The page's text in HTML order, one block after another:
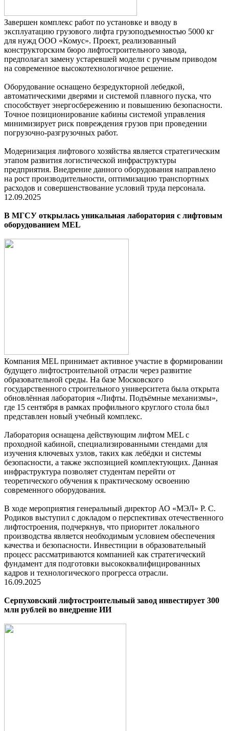
Завершен комплекс работ по установке и вводу в
эксплуатацию грузового лифта грузоподъемностью 5000 кг
для нужд ООО «Комус». Проект, реализованный
конструкторским бюро лифтостроительного завода,
предполагал замену устаревшей модели с ручным приводом
на современное высокотехнологичное решение.
Оборудование оснащено безредукторной лебедкой,
автоматическими дверями и системой плавного пуска, что
способствует энергосбережению и повышению безопасности.
Точное позиционирование кабины системой управления
минимизирует риск повреждения грузов при проведении
погрузочно-разгрузочных работ.
Модернизация лифтового хозяйства является стратегическим
этапом развития логистической инфраструктуры
предприятия. Внедрение данного оборудования направлено
на рост производительности, оптимизацию транспортных
расходов и совершенствование условий труда персонала.
12.09.2025
В МГСУ открылась уникальная лаборатория с лифтовым
оборудованием MEL
Компания MEL принимает активное участие в формировании
будущего лифтостроительной отрасли через развитие
образовательной среды. На базе Московского
государственного строительного университета была открыта
обновлённая лаборатория «Лифты. Подъёмные механизмы»,
где 15 сентября в рамках профильного круглого стола был
представлен новый учебный комплекс.
Лаборатория оснащена действующим лифтом MEL с
проходной кабиной, специализированными стендами для
изучения ключевых узлов, таких как лебёдки и системы
безопасности, а также экспозицией комплектующих. Данная
инфраструктура позволяет студентам перейти от
теоретического обучения к практическому освоению
современного оборудования.
В ходе мероприятия генеральный директор АО «МЭЛ» Р. С.
Родиков выступил с докладом о перспективах отечественного
лифтостроения, подчеркнув, что приоритет локального
производства является необходимым условием обеспечения
качества и безопасности. Инвестиции в образовательный
процесс рассматриваются компанией как стратегический
фундамент для подготовки высококвалифицированных
кадров и технологического прогресса отрасли.
16.09.2025
Серпуховский лифтостроительный завод инвестирует 300
млн рублей во внедрение ИИ